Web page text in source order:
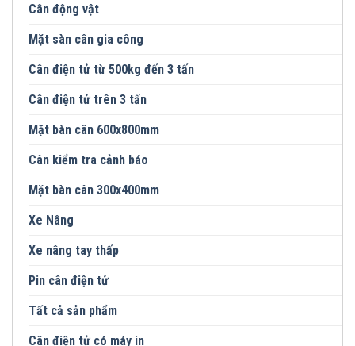
Cân động vật
Mặt sàn cân gia công
Cân điện tử từ 500kg đến 3 tấn
Cân điện tử trên 3 tấn
Mặt bàn cân 600x800mm
Cân kiểm tra cảnh báo
Mặt bàn cân 300x400mm
Xe Nâng
Xe nâng tay thấp
Pin cân điện tử
Tất cả sản phẩm
Cân điện tử có máy in